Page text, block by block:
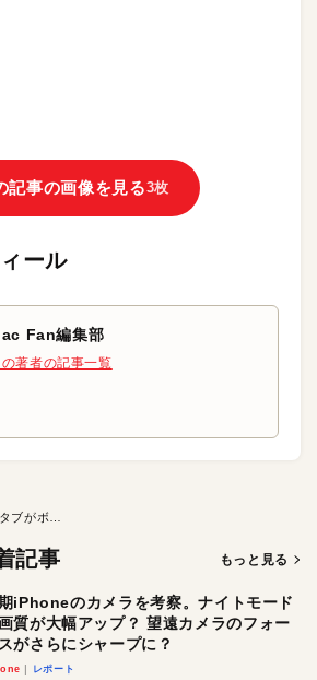
記事の画像を見る3枚
ール
Fan編集部
の著者の記事一覧
記事 もっと見る
iPhoneのカメラを考察。ナイトモード
質が大幅アップ？ 望遠カメラのフォー
がさらにシャープに？
レポート